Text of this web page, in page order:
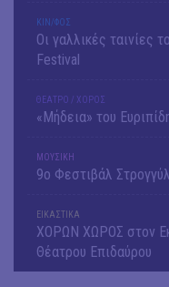
ΚΙΝ/ΦΟΣ
Οι γαλλικές ταινίες
Festival
ΘΕΑΤΡΟ / ΧΟΡΟΣ
«Μήδεια» του
ΜΟΥΣΙΚΗ
9o Φεστιβάλ
ΕΙΚΑΣΤΙΚΑ
ΧΟΡΩΝ ΧΩΡΟΣ στον
Θέατρου Επιδαύρου